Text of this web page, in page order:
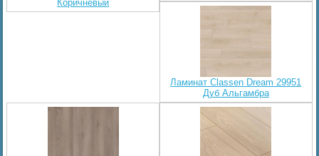
Коричневый
Ламинат Classen Dream 29951
Дуб Альгамбра